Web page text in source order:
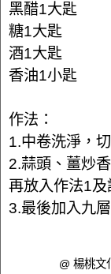
黑醋1大匙
糖1大匙
酒1大匙
香油1小匙
作法：
1.中卷洗淨，
2.蒜頭、薑炒
再放入作法1及
3.最後加入九
@ 楊桃文